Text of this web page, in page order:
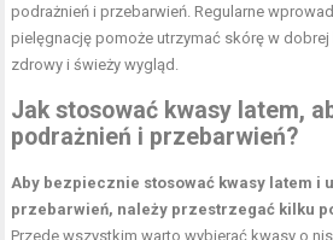
podrażnień i przebarwień. Regularne
pielęgnację pomoże utrzymać skórę w
zdrowy i świeży wygląd.
Jak stosować kwasy latem,
podrażnień i przebarwień?
Aby bezpiecznie stosować kwasy latem i
przebarwień, należy przestrzegać kilku
Przede wszystkim warto wybierać kwasy o